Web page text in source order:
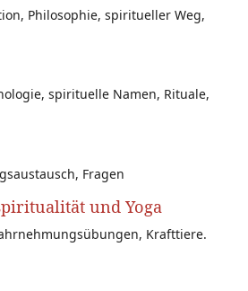
Philosophie, spiritueller Weg,
spirituelle Namen, Rituale,
Fragen
und Yoga
Krafttiere.